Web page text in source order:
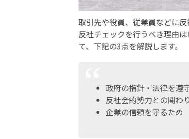
取引先や役員、従業員などに
反社チェックを行うべき理由
て、下記の3点を解説します。
政府の指針・法律を遵
反社会的勢力との関わ
企業の信頼を守るため